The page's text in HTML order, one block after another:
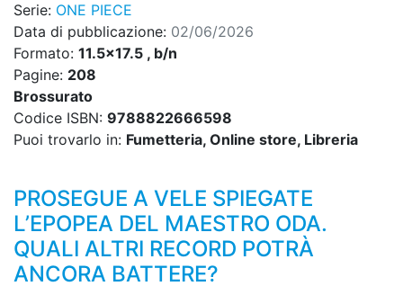
Serie: ONE PIECE
Data di pubblicazione: 02/06/2026
Formato: 11.5x17.5 , b/n
Pagine: 208
Brossurato
Codice ISBN: 9788822666598
Puoi trovarlo in: Fumetteria, Online store, Libreria
PROSEGUE A VELE SPIEGATE
L’EPOPEA DEL MAESTRO ODA.
QUALI ALTRI RECORD POTRÀ
ANCORA BATTERE?